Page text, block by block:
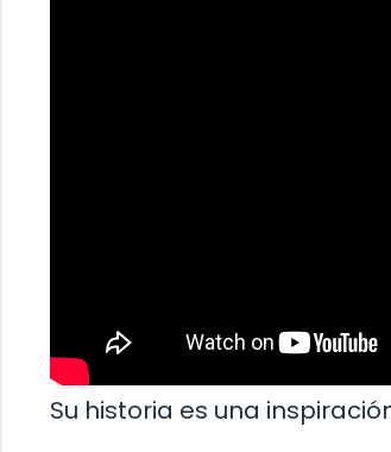
Su historia es una